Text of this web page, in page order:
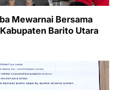
Mewarnai Bersama
Barito Utara